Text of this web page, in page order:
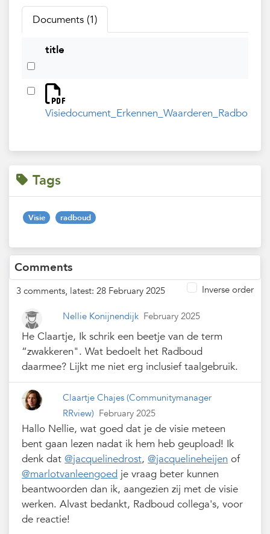
Documents (1)
title
Tags
Visie radboud
Comments
3 comments, latest: 28 February 2025 Inverse order
Nellie Konijnendijk February 2025
He Claartje, Ik schrik een beetje van de term
“zwakkeren". Wat bedoelt het Radboud
daarmee? Lijkt me niet erg inclusief taalgebruik.
Claartje Chajes(Communitymanager
RRview) February 2025
Hallo Nellie, wat goed dat je de visie meteen
bent gaan lezen nadat ik hem heb geupload! Ik
denk dat@jacquelinedrost,@jacquelineheijen of
@marlotvanleengoed je vraag beter kunnen
beantwoorden dan ik, aangezien zij met de visie
werken. Alvast bedankt, Radboud collega's, voor
de reactie!